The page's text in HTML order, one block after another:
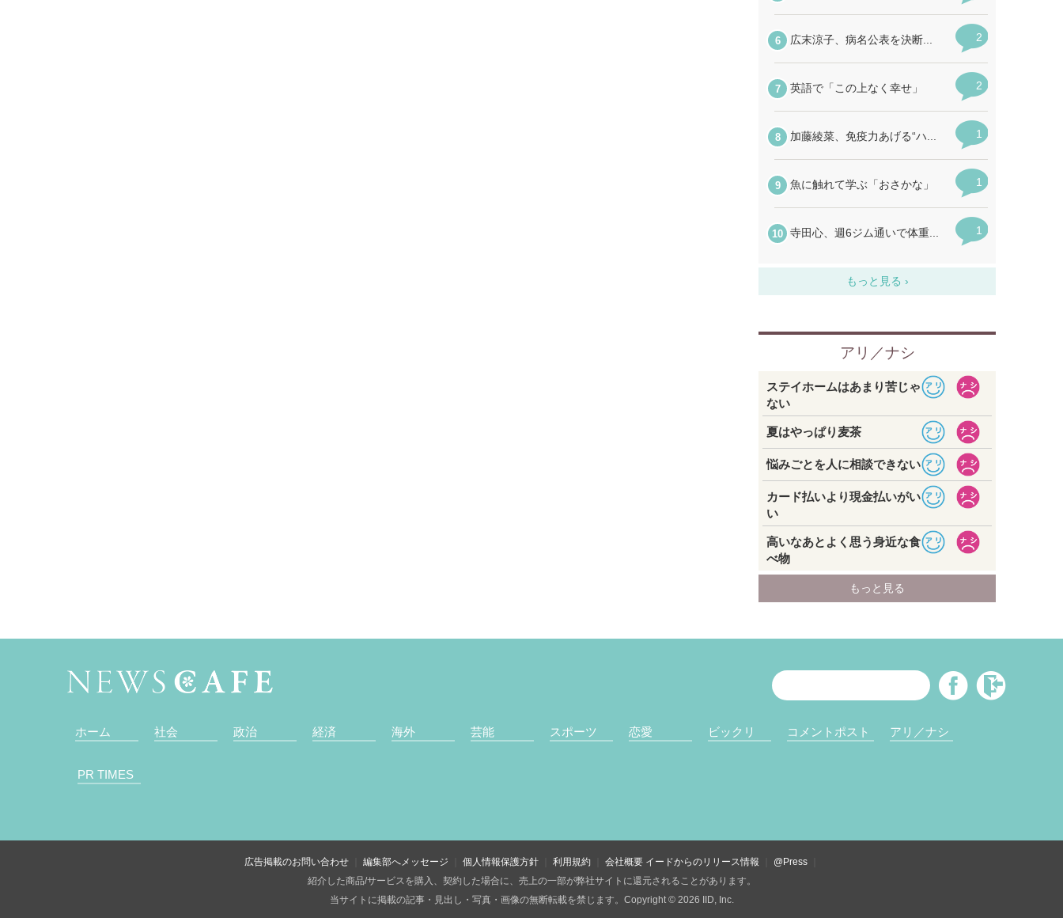
ホーム 社会 政治 経済 海外 芸能 スポーツ 恋愛 ビックリ コメントポスト アリ／ナシ
PR TIMES
広告掲載のお問い合わせ 編集部へメッセージ 個人情報保護方針 利用規約 会社概要 イードからのリリース情報
@Press
紹介した商品/サービスを購入、契約した場合に、売上の一部が弊社サイトに還元されることがあります。
当サイトに掲載の記事・見出し・写真・画像の無断転載を禁じます。Copyright © 2026 IID, Inc.